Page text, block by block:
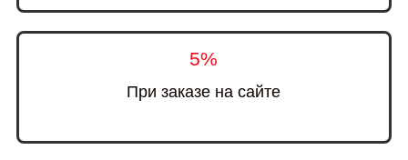
5%
При заказе на сайте